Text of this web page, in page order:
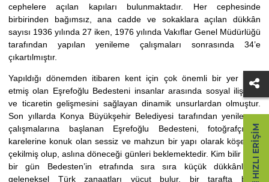
cephelere açılan kapıları bulunmaktadır. Her cephesinde
birbirinden bağımsız, ana cadde ve sokaklara açılan dükkân
sayısı 1936 yılında 27 iken, 1976 yılında Vakıflar Genel Müdürlüğü
tarafından yapılan yenileme çalışmaları sonrasında 34’e
çıkartılmıştır.
Yapıldığı dönemden itibaren kent için çok önemli bir yer işgal
etmiş olan Eşrefoğlu Bedesteni insanlar arasında sosyal ilişkinin
ve ticaretin gelişmesini sağlayan dinamik unsurlardan olmuştur.
Son yıllarda Konya Büyükşehir Belediyesi tarafından yenilenme
çalışmalarına başlanan Eşrefoğlu Bedesteni, fotoğrafçıların
karelerine konuk olan sessiz ve mahzun bir yapı olarak köşesine
çekilmiş olup, aslına döneceği günleri beklemektedir. Kim bilir belki
bir gün Bedesten’in etrafında sıra sıra küçük dükkânlarda
geleneksel Türk zanaatları vücut bulur, bir tarafta bakır
HIZLI ERIŞIM